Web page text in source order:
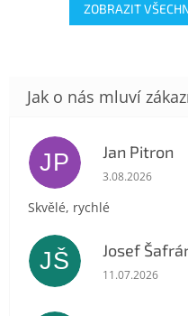
ZOBRAZIT
JP Jan Pitron
Hodnocení
3.08.2026
Skvělé, rychlé
JŠ Josef
Hodnocení
11.07.2026